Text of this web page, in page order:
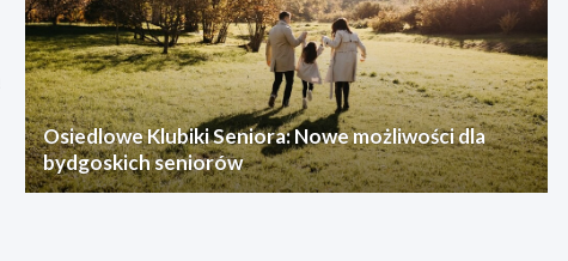
Osiedlowe Klubiki Seniora: Nowe możliwości dla
bydgoskich seniorów